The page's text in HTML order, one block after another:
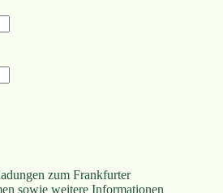
zum Frankfurter
sowie weitere Informationen